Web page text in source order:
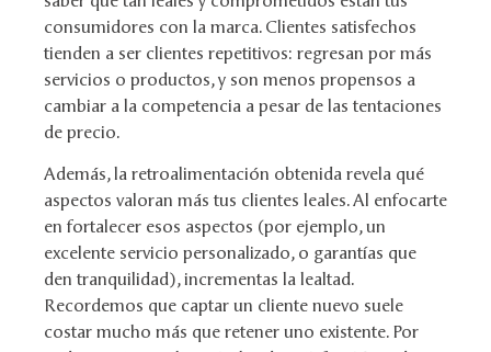
consumidores con la marca. Clientes satisfechos
tienden a ser clientes repetitivos: regresan por más
servicios o productos, y son menos propensos a
cambiar a la competencia a pesar de las tentaciones
de precio.
Además, la retroalimentación obtenida revela qué
aspectos valoran más tus clientes leales. Al enfocarte
en fortalecer esos aspectos (por ejemplo, un
excelente servicio personalizado, o garantías que
den tranquilidad), incrementas la lealtad.
Recordemos que captar un cliente nuevo suele
costar mucho más que retener uno existente. Por